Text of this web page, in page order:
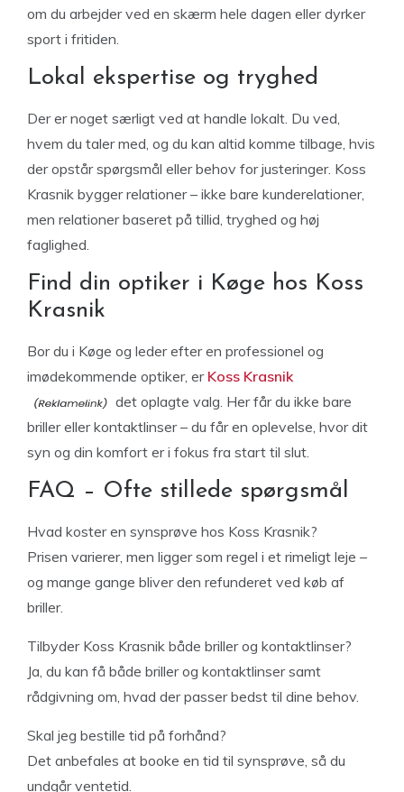
om du arbejder ved en skærm hele dagen eller dyrker
sport i fritiden.
Lokal ekspertise og tryghed
Der er noget særligt ved at handle lokalt. Du ved,
hvem du taler med, og du kan altid komme tilbage, hvis
der opstår spørgsmål eller behov for justeringer. Koss
Krasnik bygger relationer – ikke bare kunderelationer,
men relationer baseret på tillid, tryghed og høj
faglighed.
Find din optiker i Køge hos Koss
Krasnik
Bor du i Køge og leder efter en professionel og
imødekommende optiker, er Koss Krasnik
det oplagte valg. Her får du ikke bare
briller eller kontaktlinser – du får en oplevelse, hvor dit
syn og din komfort er i fokus fra start til slut.
FAQ – Ofte stillede spørgsmål
Hvad koster en synsprøve hos Koss Krasnik?
Prisen varierer, men ligger som regel i et rimeligt leje –
og mange gange bliver den refunderet ved køb af
briller.
Tilbyder Koss Krasnik både briller og kontaktlinser?
Ja, du kan få både briller og kontaktlinser samt
rådgivning om, hvad der passer bedst til dine behov.
Skal jeg bestille tid på forhånd?
Det anbefales at booke en tid til synsprøve, så du
undgår ventetid.